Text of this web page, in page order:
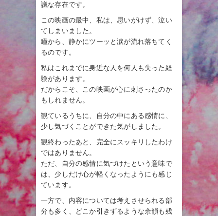
議な存在です。
この映画の最中、私は、思いがけず、泣い
てしまいました。
瞳から、静かにツーッと涙が流れ落ちてく
るのです。
私はこれまでに身近な人を何人も失った経
験があります。
だからこそ、この映画が心に刺さったのか
もしれません。
観ているうちに、自分の中にある感情に、
少し気づくことができた気がしました。
観終わったあと、完全にスッキリしたわけ
ではありません。
ただ、自分の感情に気づけたという意味で
は、少しだけ心が軽くなったようにも感じ
ています。
一方で、内容については考えさせられる部
分も多く、どこか引きずるような余韻も残